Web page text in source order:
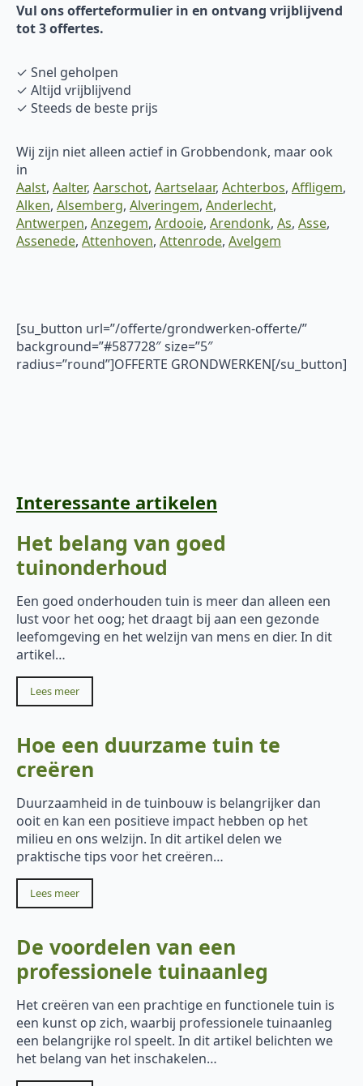
Vul ons offerteformulier in en ontvang vrijblijvend
tot 3 offertes.
✓ Snel geholpen
✓ Altijd vrijblijvend
✓ Steeds de beste prijs
Wij zijn niet alleen actief in Grobbendonk, maar ook
in
Aalst, Aalter, Aarschot, Aartselaar, Achterbos, Affligem,
Alken, Alsemberg, Alveringem, Anderlecht,
Antwerpen, Anzegem, Ardooie, Arendonk, As, Asse,
Assenede, Attenhoven, Attenrode, Avelgem
[su_button url=”/offerte/grondwerken-offerte/”
background=”#587728″ size=”5″
radius=”round”]OFFERTE GRONDWERKEN[/su_button]
Interessante artikelen
Het belang van goed
tuinonderhoud
Een goed onderhouden tuin is meer dan alleen een
lust voor het oog; het draagt bij aan een gezonde
leefomgeving en het welzijn van mens en dier. In dit
artikel…
Lees meer
Hoe een duurzame tuin te
creëren
Duurzaamheid in de tuinbouw is belangrijker dan
ooit en kan een positieve impact hebben op het
milieu en ons welzijn. In dit artikel delen we
praktische tips voor het creëren…
Lees meer
De voordelen van een
professionele tuinaanleg
Het creëren van een prachtige en functionele tuin is
een kunst op zich, waarbij professionele tuinaanleg
een belangrijke rol speelt. In dit artikel belichten we
het belang van het inschakelen…